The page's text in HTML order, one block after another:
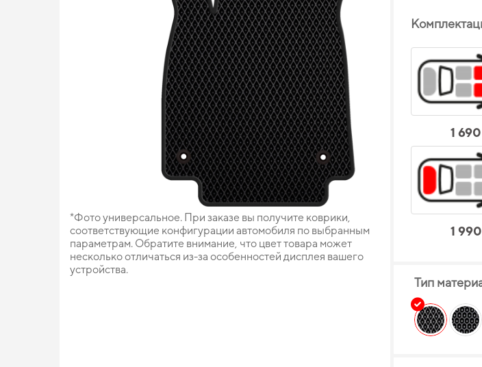
*Фото универсальное. При заказе вы получите коврики,
соответствующие конфигурации автомобиля по выбранным
параметрам. Обратите внимание, что цвет товара может
несколько отличаться из-за особенностей дисплея вашего
устройства.
1
1
Тип